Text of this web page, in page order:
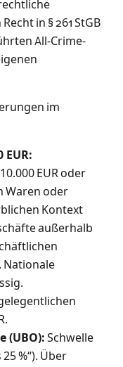
in § 261 StGB
All-Crime-
im
EUR:
EUR oder
Waren oder
Kontext
außerhalb
Nationale
(UBO):Schwelle
%“). Über